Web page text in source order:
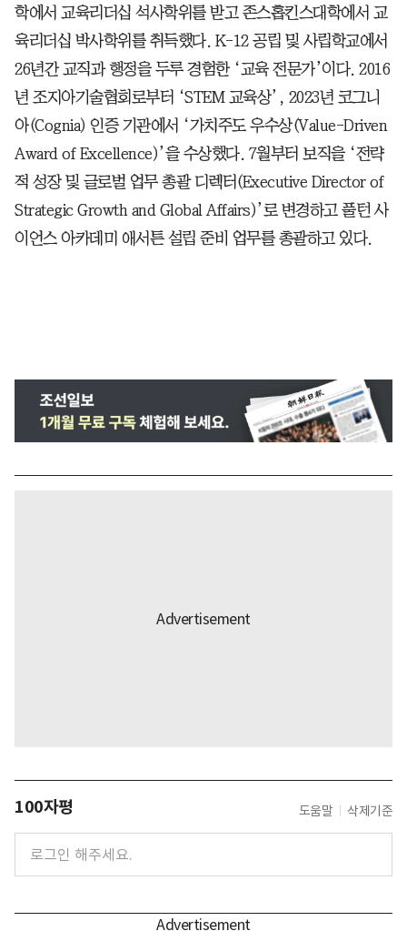
학에서 교육리더십 석사학위를 받고 존스홉킨스대학에서 교
육리더십 박사학위를 취득했다. K-12 공립 및 사립학교에서
26년간 교직과 행정을 두루 경험한 ‘교육 전문가’이다. 2016
년 조지아기술협회로부터 ‘STEM 교육상’, 2023년 코그니
아(Cognia) 인증 기관에서 ‘가치주도 우수상(Value-Driven
Award of Excellence)’을 수상했다. 7월부터 보직을 ‘전략
적 성장 및 글로벌 업무 총괄 디렉터(Executive Director of
Strategic Growth and Global Affairs)’로 변경하고 풀턴 사
이언스 아카데미 애서튼 설립 준비 업무를 총괄하고 있다.
100자평 도움말 삭제기준